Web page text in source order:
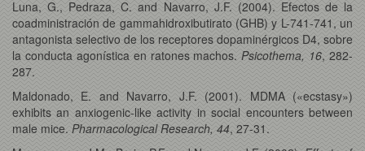
Luna, G., Pedraza, C. and Navarro, J.F. (2004). Efectos de la
coadministración de gammahidroxibutirato (GHB) y L-741-741, un
antagonista selectivo de los receptores dopaminérgicos D4, sobre
la conducta agonística en ratones machos. Psicothema, 16, 282-
287.
Maldonado, E. and Navarro, J.F. (2001). MDMA («ecstasy»)
exhibits an anxiogenic-like activity in social encounters between
male mice. Pharmacological Research, 44, 27-31.